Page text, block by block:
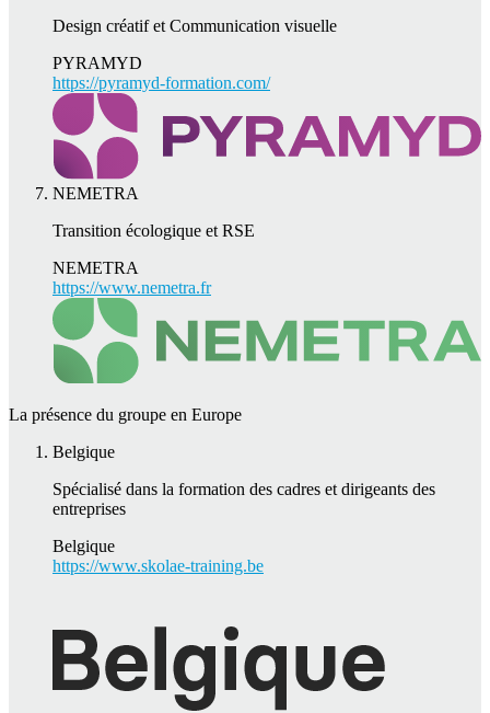
Design créatif et Communication visuelle
PYRAMYD
https://pyramyd-formation.com/
NEMETRA
Transition écologique et RSE
NEMETRA
https://www.nemetra.fr
La présence du groupe en Europe
Belgique
Spécialisé dans la formation des cadres et dirigeants des
entreprises
Belgique
https://www.skolae-training.be